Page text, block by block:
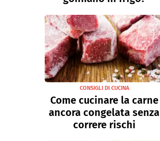
CONSIGLI DI CUCINA
Come cucinare la carne
ancora congelata senza
correre rischi